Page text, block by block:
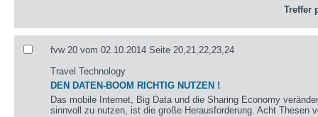
Treffer
fvw 20 vom 02.10.2014 Seite 20,21,22,23,24
Travel Technology
DEN DATEN-BOOM RICHTIG NUTZEN !
Das mobile Internet, Big Data und die Sharing Economy
sinnvoll zu nutzen, ist die große Herausforderung. Acht Thesen